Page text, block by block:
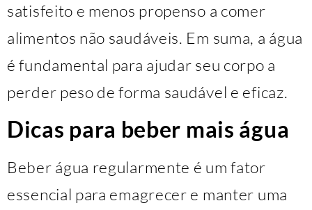
satisfeito e menos propenso a comer
alimentos não saudáveis. Em suma, a água
é fundamental para ajudar seu corpo a
perder peso de forma saudável e eficaz.
Dicas para beber mais água
Beber água regularmente é um fator
essencial para emagrecer e manter uma